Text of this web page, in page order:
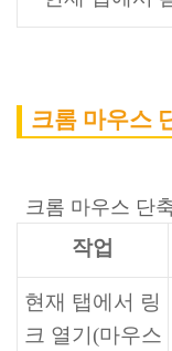
크롬 마우스
크롬 마우스 단
작업
현재 탭에서 링
크 열기(마우스